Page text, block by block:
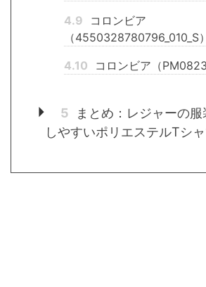
4.9
コロンビア
（4550328780796_010_S）
4.10
コロンビア（
5
まとめ：レジャーの
しやすいポリエステルTシャ